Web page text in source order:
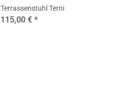
Terrassenstuhl Terni
115,00 € *